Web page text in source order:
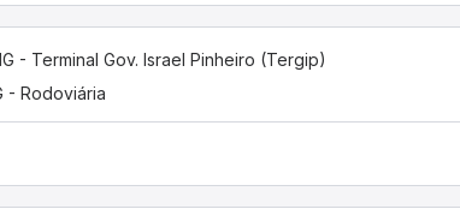
- Terminal Gov. Israel Pinheiro (Tergip)
- Rodoviária